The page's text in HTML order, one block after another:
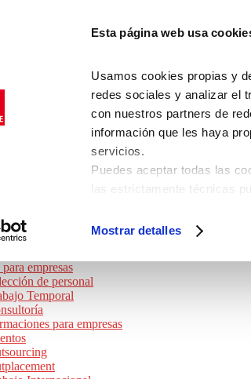
Esta página web usa
Usamos cookies propias y
redes sociales y analizar el
con nuestros partners de
información que les haya
servicios.
Puedes aceptar todas las
las estrictamente técnicas
Consulta nuestra
Política
de la página.
Mostrar detalles
· ¡APÚNTATE!
trabajo
empresas
de personal
Temporal
para empresas